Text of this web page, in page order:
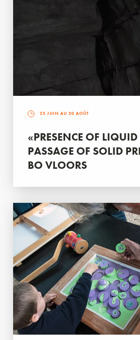
25 JUIN AU 30 AOÛT
«PRESENCE OF
PASSAGE OF SOLID
BO VLOORS